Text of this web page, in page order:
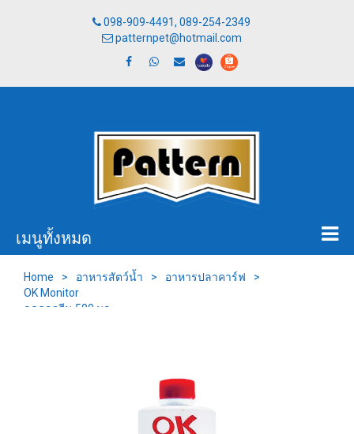
098-909-4491, 089-254-2349
patternpet@hotmail.com
เมนูทั้งหมด
Home > อาหารสัตว์น้ำ > อาหารปลาคาร์ฟ
>
OK Monitor
ลดคลอรีน 500 มล.